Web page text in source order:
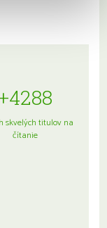
skvelých titulov na
čítanie